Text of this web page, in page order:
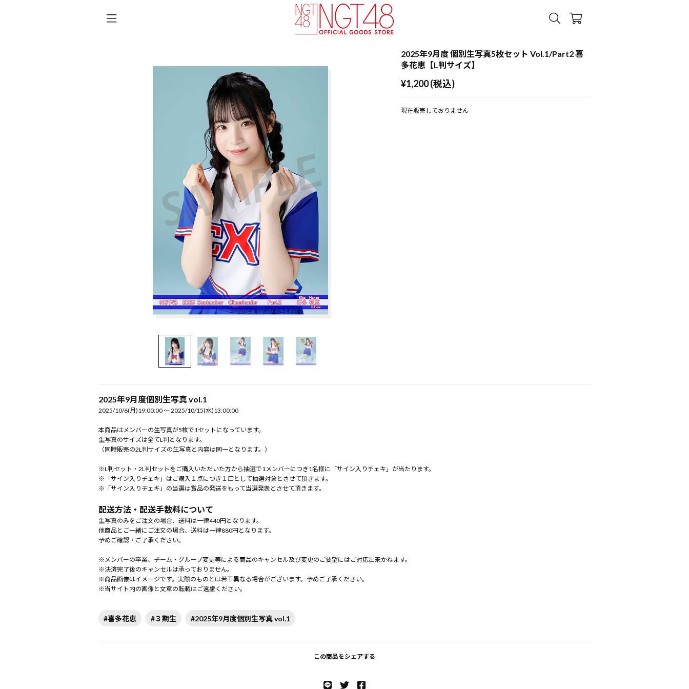
2025年9月度 個別生写真5枚セット Vol.1/Part2 喜
多花恵【L判サイズ】
¥1,200 (税込)
現在販売しておりません
2025年9月度個別生写真 vol.1
2025/10/6(月)19:00:00 〜 2025/10/15(水)13:00:00
本商品はメンバーの生写真が5枚で1セットになっています。
生写真のサイズは全てL判となります。
（同時販売の2L判サイズの生写真と内容は同一となります。）
※L判セット・2L判セットをご購入いただいた方から抽選で1メンバーにつき1名様に「サイン入りチェキ」が当たります。
※「サイン入りチェキ」はご購入１点につき１口として抽選対象とさせて頂きます。
※「サイン入りチェキ」の当選は賞品の発送をもって当選発表とさせて頂きます。
配送方法・配送手数料について
生写真のみをご注文の場合、送料は一律440円となります。
他商品とご一緒にご注文の場合、送料は一律880円となります。
予めご確認・ご了承ください。
※メンバーの卒業、チーム・グループ変更等による商品のキャンセル及び変更のご要望にはご対応出来かねます。
※決済完了後のキャンセルは承っておりません。
※商品画像はイメージです。実際のものとは若干異なる場合がございます。予めご了承ください。
※当サイト内の画像と文章の転載はご遠慮ください。
#喜多花恵 #３期生 #2025年9月度個別生写真 vol.1
この商品をシェアする